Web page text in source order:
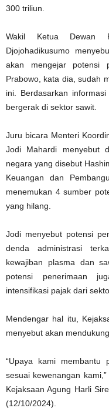
300 triliun.
Wakil Ketua Dewan
Djojohadikusumo
akan mengejar potensi
Prabowo, kata dia, sudah
ini. Berdasarkan
bergerak di sektor sawit.
Juru bicara Menteri
Jodi Mahardi menyebut
negara yang disebut
Keuangan dan
menemukan 4 sumber
yang hilang.
Jodi menyebut potensi
denda administrasi
kewajiban plasma dan
potensi penerimaan
intensifikasi pajak dari
Mendengar hal itu,
menyebut akan
“Upaya kami membantu
sesuai kewenangan
Kejaksaan Agung Harli
(12/10/2024).